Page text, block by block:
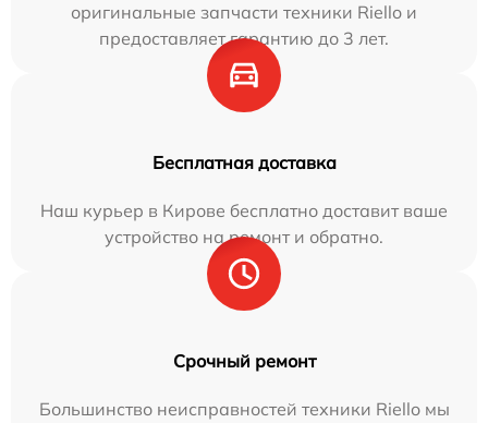
оригинальные запчасти техники Riello и
предоставляет гарантию до 3 лет.
Бесплатная доставка
Наш курьер в Кирове бесплатно доставит ваше
устройство на ремонт и обратно.
Срочный ремонт
Большинство неисправностей техники Riello мы